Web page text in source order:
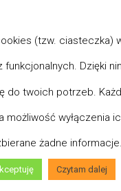
(tzw. ciasteczka)
Dzięki
do twoich potrzeb.
wyłączenia
żadne informacje.
Czytam dalej